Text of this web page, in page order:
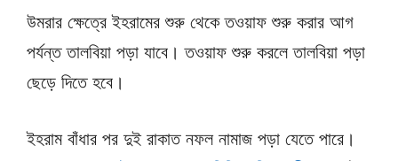
উমরার ক্ষেত্রে ইহরামের শুরু থেকে তওয়াফ শুরু করার আগ
পর্যন্ত তালবিয়া পড়া যাবে। তওয়াফ শুরু করলে তালবিয়া পড়া
ছেড়ে দিতে হবে।
ইহরাম বাঁধার পর দুই রাকাত নফল নামাজ পড়া যেতে পারে।